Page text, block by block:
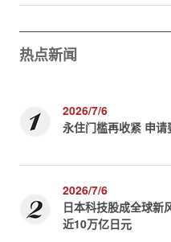
热点新闻
2026/7/6
永住门槛再收紧 申
2026/7/6
日本科技股成全球新
近10万亿日元